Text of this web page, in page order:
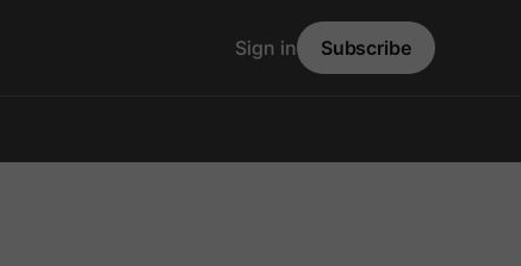
Sign in Subscribe